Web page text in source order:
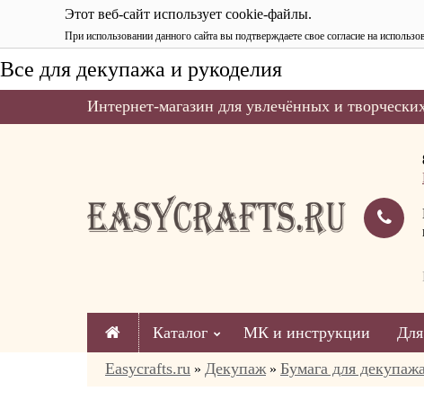
Этот веб-сайт использует cookie-файлы.
При использовании данного сайта вы подтверждаете свое согласие на
Все для декупажа и рукоделия
Интернет-магазин для увлечённых и
Каталог МК и инструкции
Easycrafts.ru » Декупаж » Бумага для